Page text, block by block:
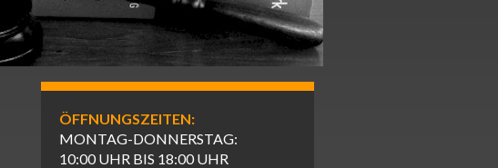
ÖFFNUNGSZEITEN:
MONTAG-DONNERSTAG:
10:00 UHR BIS 18:00 UHR